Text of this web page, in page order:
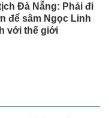
Đà Nẵng: Phải đi
để sâm Ngọc Linh
với thế giới